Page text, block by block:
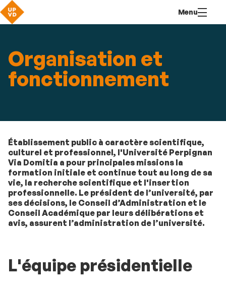
contenu
Menu
Organisation et
fonctionnement
Établissement public à caractère scientifique,
culturel et professionnel, l'Université Perpignan
Via Domitia a pour principales missions la
formation initiale et continue tout au long de sa
vie, la recherche scientifique et l'insertion
professionnelle. Le président de l’université, par
ses décisions, le Conseil d’Administration et le
Conseil Académique par leurs délibérations et
avis, assurent l’administration de l’université.
L'équipe présidentielle